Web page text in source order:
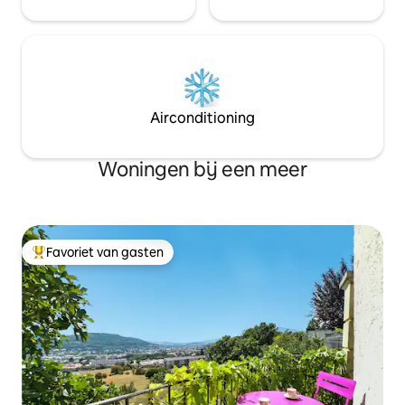
Airconditioning
Woningen bij een meer
Topfavoriet van gasten
Favoriet van gasten